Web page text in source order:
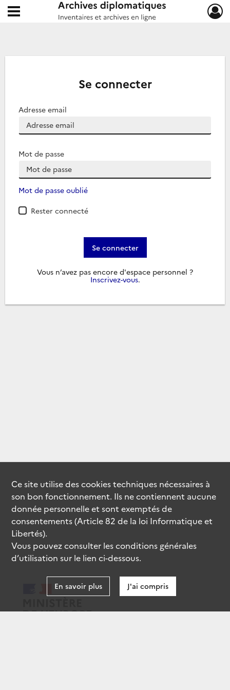
Archives diplomatiques
Ouvrir le menu déroulant
Se connecter
Adresse email
Mot de passe
Mot de passe oublié
Rester connecté
Se connecter
Vous n’avez pas encore d'espace personnel ?
Inscrivez-vous.
Ce site utilise descookiestechniques nécessaires à
son bon fonctionnement. Ils ne contiennent aucune
donnée personnelle et sont exemptés de
consentements (Article 82 de la loi Informatique et
Libertés).
Vous pouvez consulter les conditions générales
d’utilisation sur le lien ci-dessous.
En savoir plus J'ai compris